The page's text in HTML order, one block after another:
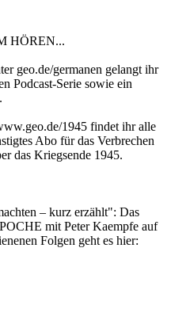
HÖREN...
geo.de/germanen gelangt ihr
Podcast-Serie sowie ein
1945 findet ihr alle
Abo für das Verbrechen
das Kriegsende 1945.
– kurz erzählt": Das
mit Peter Kaempfe auf
Folgen geht es hier: